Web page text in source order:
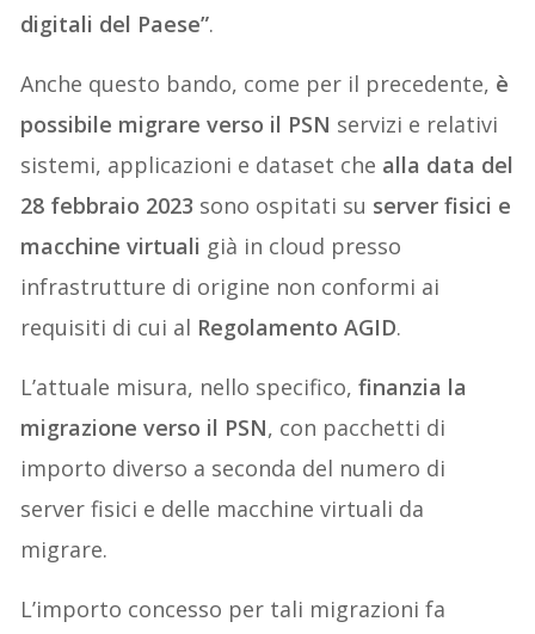
digitali del Paese”.
Anche questo bando, come per il precedente, è
possibile migrare verso il PSN servizi e relativi
sistemi, applicazioni e dataset che alla data del
28 febbraio 2023 sono ospitati su server fisici e
macchine virtuali già in cloud presso
infrastrutture di origine non conformi ai
requisiti di cui al Regolamento AGID.
L’attuale misura, nello specifico,finanzia la
migrazione verso il PSN, con pacchetti di
importo diverso a seconda del numero di
server fisici e delle macchine virtuali da
migrare.
L’importo concesso per tali migrazioni fa